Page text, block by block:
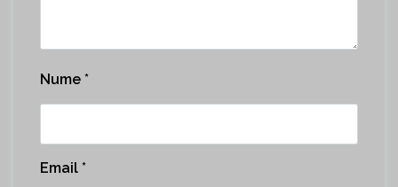
Nume *
Email *